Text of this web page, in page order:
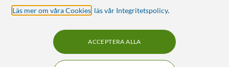
Läs mer om våra Cookies läs vår Integritetspolicy.
ACCEPTERA ALLA